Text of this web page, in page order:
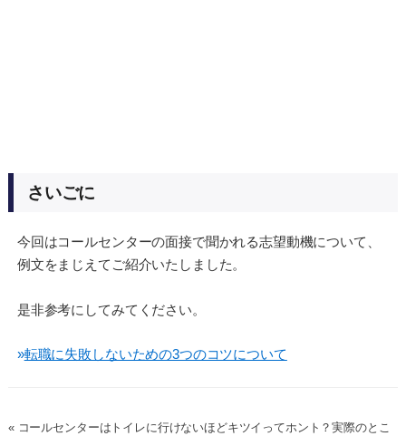
さいごに
今回はコールセンターの面接で聞かれる志望動機について、
例文をまじえてご紹介いたしました。
是非参考にしてみてください。
»転職に失敗しないための3つのコツについて
« コールセンターはトイレに行けないほどキツイってホント？実際のとこ